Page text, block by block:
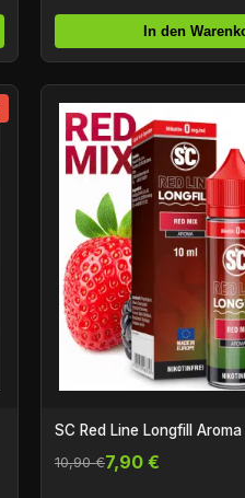
In den
SC Red Line Longfill Aroma
10,90 €7,90 €